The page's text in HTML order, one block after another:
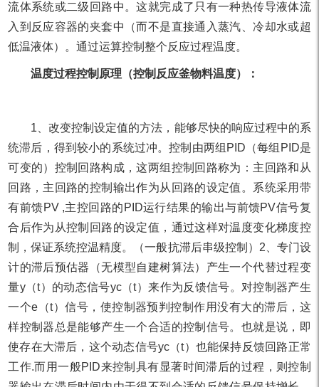
流体系统或二级回路中。这就完成了只有一种热传导液体流
入到反应容器的夹套中（而不是直接通入蒸汽、冷却水或超
低温液体）。通过运算控制整个反应过程温度。
温度过程控制原理（控制反应釜物料温度）：
1、改变控制设定值的方法，能够尽快的响应过程中的系
统滞后，得到较小的系统过冲。控制由两组PID（每组PID是
可变的）控制回路构成，这两组控制回路称为：主回路和从
回路，主回路的控制输出作为从回路的设定值。系统采用带
有前馈PV ,主控回路的PID运行结果的输出与前馈PV信号复
合后作为从控制回路的设定值，通过这样对温度变化梯度控
制，保证系统控温精度。（一般抗滞后串级控制）2、专门设
计的滞后预估器（无模型自建树算法）产生一个代替过程变
量y（t）的动态信号yc（t）来作为反馈信号。对控制器产生
一个e（t）信号，使控制器预判控制作用没有大的滞后，这
样控制器总是能够产生一个合适的控制信号。也就是说，即
使存在大滞后，这个动态信号yc（t）也能保持反馈回路正常
工作.而用一般PID来控制具有显著时间滞后的过程，则控制